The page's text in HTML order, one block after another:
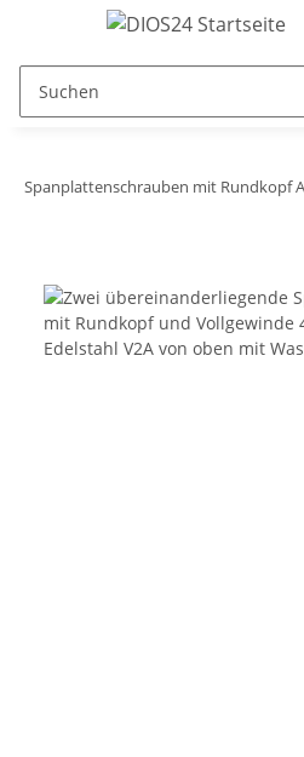
Spanplattenschrauben mit Rundkopf